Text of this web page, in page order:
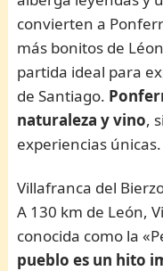
convierten a
más bonitos de
partida ideal para
de Santiago.
naturaleza y vino,
experiencias únicas.
Villafranca del
A 130 km de León,
conocida como la
pueblo es un hito